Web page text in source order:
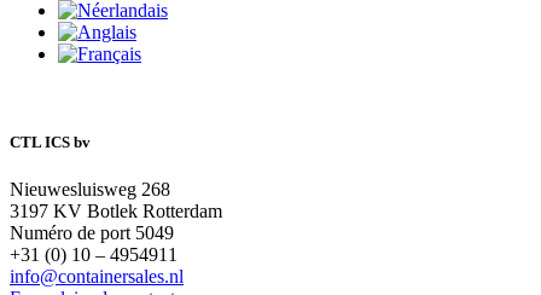
CTL ICS bv
Nieuwesluisweg 268
3197 KV Botlek Rotterdam
Numéro de port 5049
+31 (0) 10 – 4954911
info@containersales.nl